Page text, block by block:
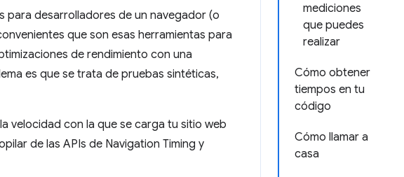
mediciones
que puedes
realizar
Cómo obtener
tiempos en tu
código
Cómo llamar a
casa
para desarrolladores de un navegador (o
que son esas herramientas para
de rendimiento con una
es que se trata de pruebas sintéticas,
velocidad con la que se carga tu sitio web
de las APIs de Navigation Timing y